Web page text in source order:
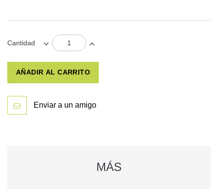
Cantidad
AÑADIR AL CARRITO
Enviar a un amigo
MÁS